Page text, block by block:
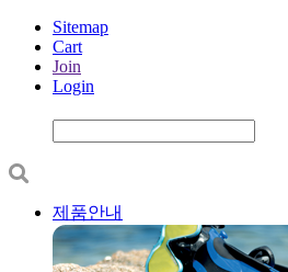
Sitemap
Cart
Join
Login
제품안내